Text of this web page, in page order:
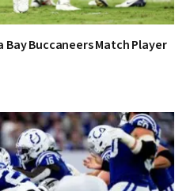
Buccaneers Match Player